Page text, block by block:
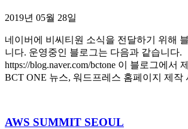
2019년 05월 28일
네이버에 비씨티원 소식을 전달하기 위해
니다. 운영중인 블로그는 다음과 같습니다.
https://blog.naver.com/bctone 이 블로그에서
BCT ONE 뉴스, 워드프레스 홈페이지 제작
AWS SUMMIT SEOUL